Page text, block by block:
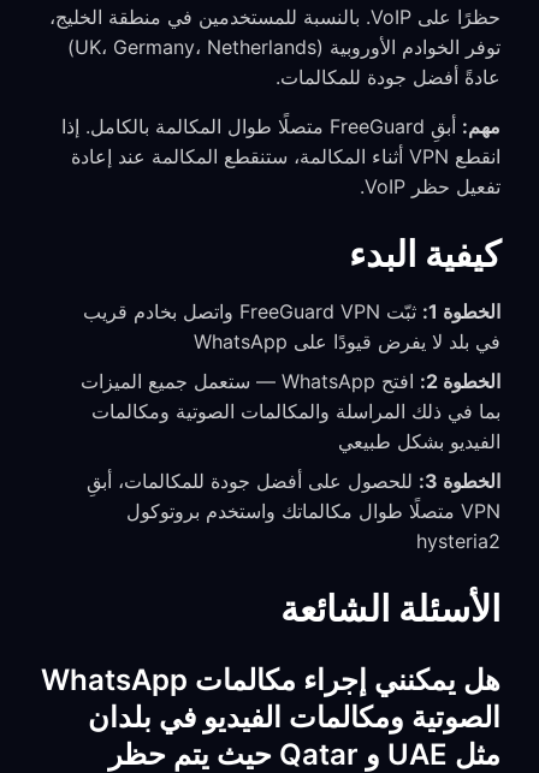
حظرًا على VoIP. بالنسبة للمستخدمين في منطقة الخليج،
توفر الخوادم الأوروبية (UK، Germany، Netherlands)
عادةً أفضل جودة للمكالمات.
مهم:
أبقِ FreeGuard متصلًا طوال المكالمة بالكامل. إذا
انقطع VPN أثناء المكالمة، ستنقطع المكالمة عند إعادة
تفعيل حظر VoIP.
كيفية البدء
الخطوة 1:
ثبّت FreeGuard VPN واتصل بخادم قريب
في بلد لا يفرض قيودًا على WhatsApp
الخطوة 2:
افتح WhatsApp — ستعمل جميع الميزات
بما في ذلك المراسلة والمكالمات الصوتية ومكالمات
الفيديو بشكل طبيعي
الخطوة 3:
للحصول على أفضل جودة للمكالمات، أبقِ
VPN متصلًا طوال مكالماتك واستخدم بروتوكول
hysteria2
الأسئلة الشائعة
هل يمكنني إجراء مكالمات WhatsApp
الصوتية ومكالمات الفيديو في بلدان
مثل UAE و Qatar حيث يتم حظر